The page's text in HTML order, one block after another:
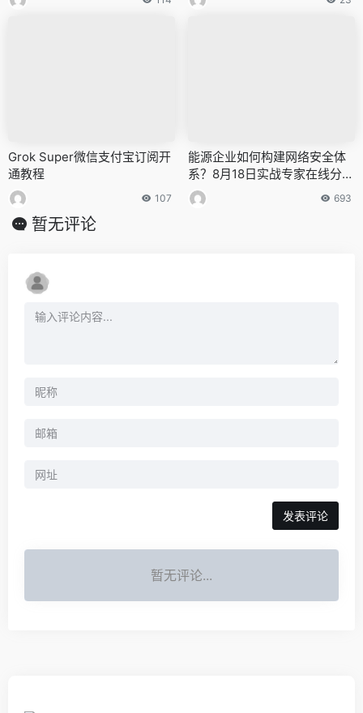
Grok Super微信支付宝订阅开
通教程
107
能源企业如何构建网络安全体
系？8月18日实战专家在线分享
破局之道
693
暂无评论
暂无评论...